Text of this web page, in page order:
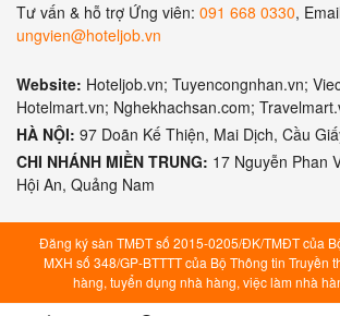
Tư vấn & hỗ trợ Ứng viên: 091 668 0330,
ungvien@hoteljob.vn
Website: Hoteljob.vn; Tuyencongnhan.vn;
Hotelmart.vn; Nghekhachsan.com;
HÀ NỘI: 97 Doãn Kế Thiện, Mai Dịch, Cầu
CHI NHÁNH MIỀN TRUNG: 17 Nguyễn Phan
Hội An, Quảng Nam
Đăng ký sàn TMĐT số 2015-0205/ĐK/TMĐT của
MXH số 348/GP-BTTTT của Bộ Thông tin Truyền
hàng, tuyển dụng nhà hàng, việc làm nhà